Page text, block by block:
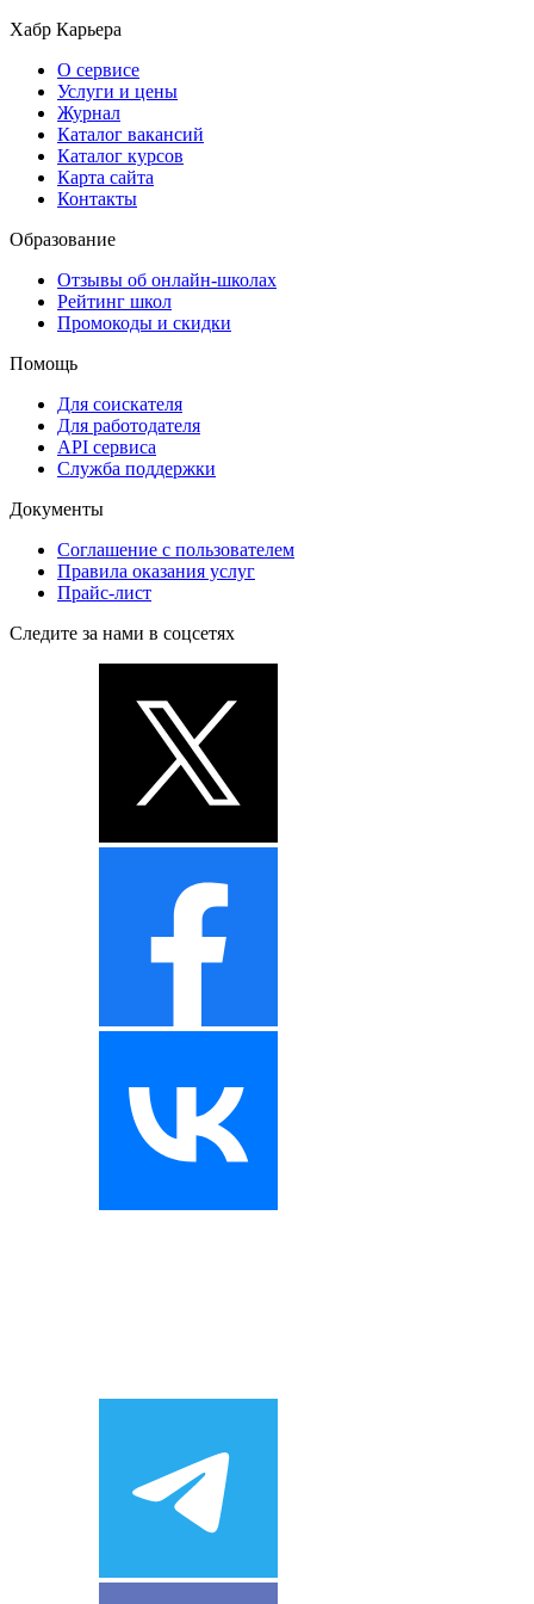
Хабр Карьера
О сервисе
Услуги и цены
Журнал
Каталог вакансий
Каталог курсов
Карта сайта
Контакты
Образование
Отзывы об онлайн-школах
Рейтинг школ
Промокоды и скидки
Помощь
Для соискателя
Для работодателя
API сервиса
Служба поддержки
Документы
Соглашение с пользователем
Правила оказания услуг
Прайс-лист
Следите за нами в соцсетях